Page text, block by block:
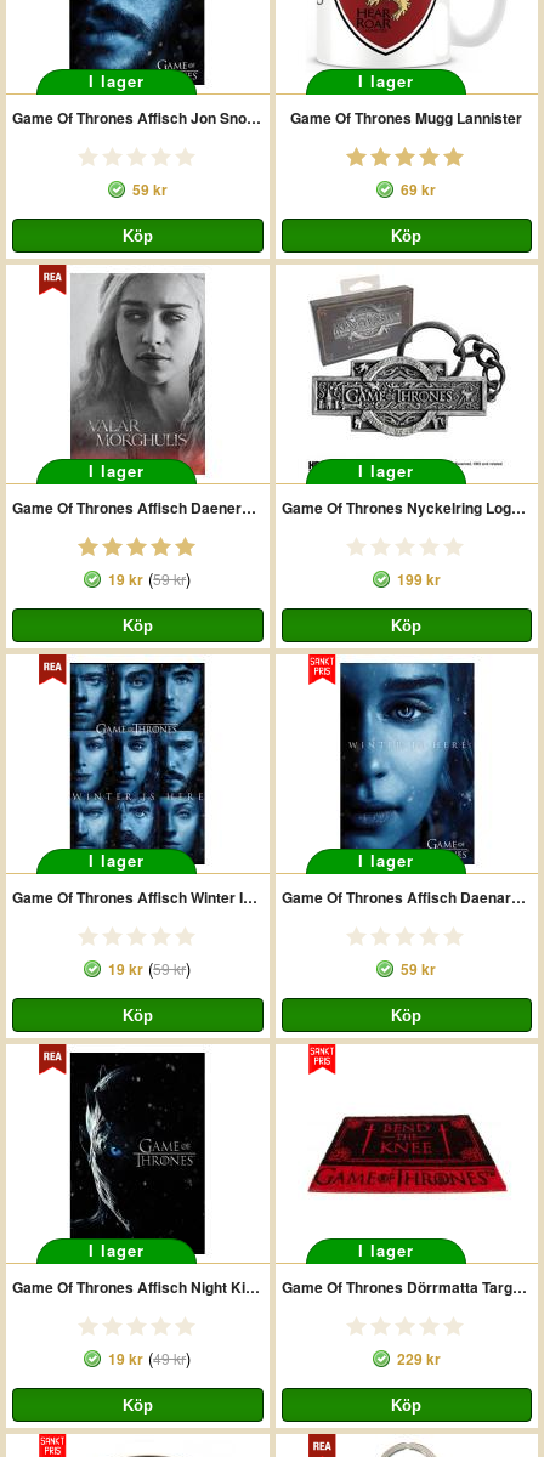
I lager
Game Of Thrones Affisch Jon Snow 227
59 kr
I lager
Game Of Thrones Mugg Lannister
69 kr
I lager
Game Of Thrones Affisch Daenerys 153
19 kr (59 kr)
I lager
Game Of Thrones Nyckelring Logo W
199 kr
I lager
Game Of Thrones Affisch Winter Is Here 209
19 kr (59 kr)
I lager
Game Of Thrones Affisch Daenarys 290
59 kr
I lager
Game Of Thrones Affisch Night King 208
19 kr (49 kr)
I lager
Game Of Thrones Dörrmatta Targaryen
229 kr